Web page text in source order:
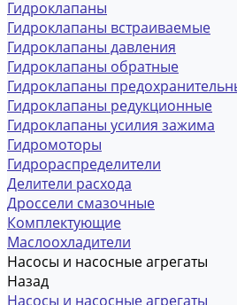
Гидроклапаны
Гидроклапаны встраиваемые
Гидроклапаны давления
Гидроклапаны обратные
Гидроклапаны
Гидроклапаны редукционные
Гидроклапаны усилия зажима
Гидромоторы
Гидрораспределители
Делители расхода
Дроссели смазочные
Комплектующие
Маслоохладители
Насосы и насосные агрегаты
Назад
Насосы и насосные агрегаты